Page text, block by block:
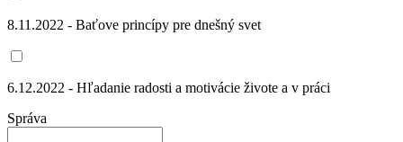
8.11.2022 - Baťove princípy pre dnešný svet
6.12.2022 - Hľadanie radosti a motivácie živote a v práci
Správa